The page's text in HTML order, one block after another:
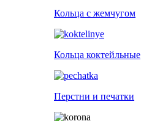
Кольца с жемчугом
Кольца коктейльные
Перстни и печатки